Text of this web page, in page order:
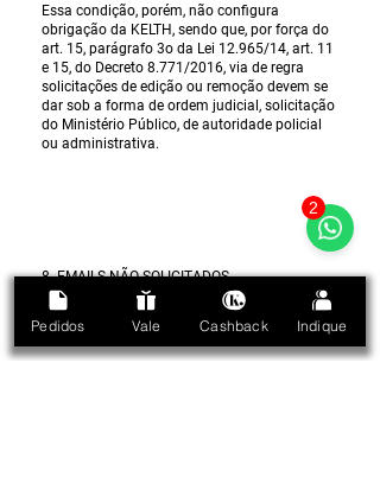
Essa condição, porém, não configura
obrigação da KELTH, sendo que, por força do
art. 15, parágrafo 3o da Lei 12.965/14, art. 11
e 15, do Decreto 8.771/2016, via de regra
solicitações de edição ou remoção devem se
dar sob a forma de ordem judicial, solicitação
do Ministério Público, de autoridade policial
ou administrativa.
8. EMAILS NÃO SOLICITADOS
Pedidos Vale Cashback Indique
2